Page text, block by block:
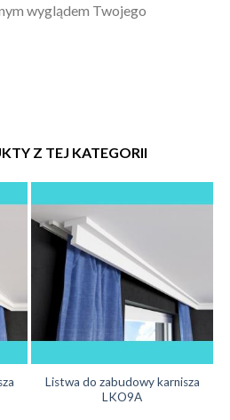
wyglądem Twojego
Z TEJ KATEGORII
Listwa do zabudowy karnisza
LKO9A